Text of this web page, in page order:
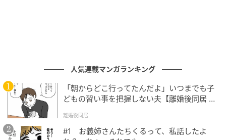
は、ネットワークを活かした仕事が順調に進み、人脈
が広がります。自分の才能を仕事に活かせるようにな
れば、収入にも直結して喜びを感じられそう。交渉や
営業活動でも大きな成果を手にできるでしょう。
●ラッキーデー／1月13日、5月3日
人気連載マンガランキング
「朝からどこ行ってたんだよ」いつまでも子
どもの習い事を把握しない夫【離婚後同居 Vo
離婚後同居
#1 お義姉さんたちくるって、私話したよ